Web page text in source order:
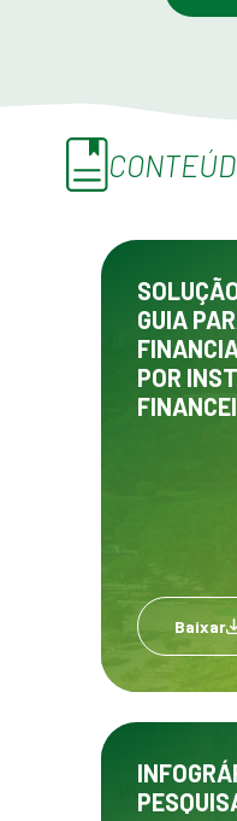
GUIA
POR
Baixar